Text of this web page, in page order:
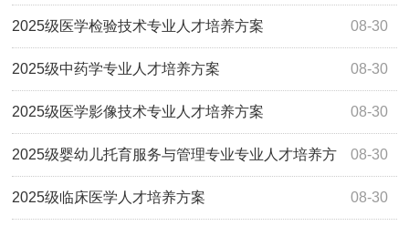
08-30
2025级医学检验技术专业人才培养方案
08-30
2025级中药学专业人才培养方案
08-30
2025级医学影像技术专业人才培养方案
08-30
2025级婴幼儿托育服务与管理专业专业人才培养方
案 08-30
2025级临床医学人才培养方案